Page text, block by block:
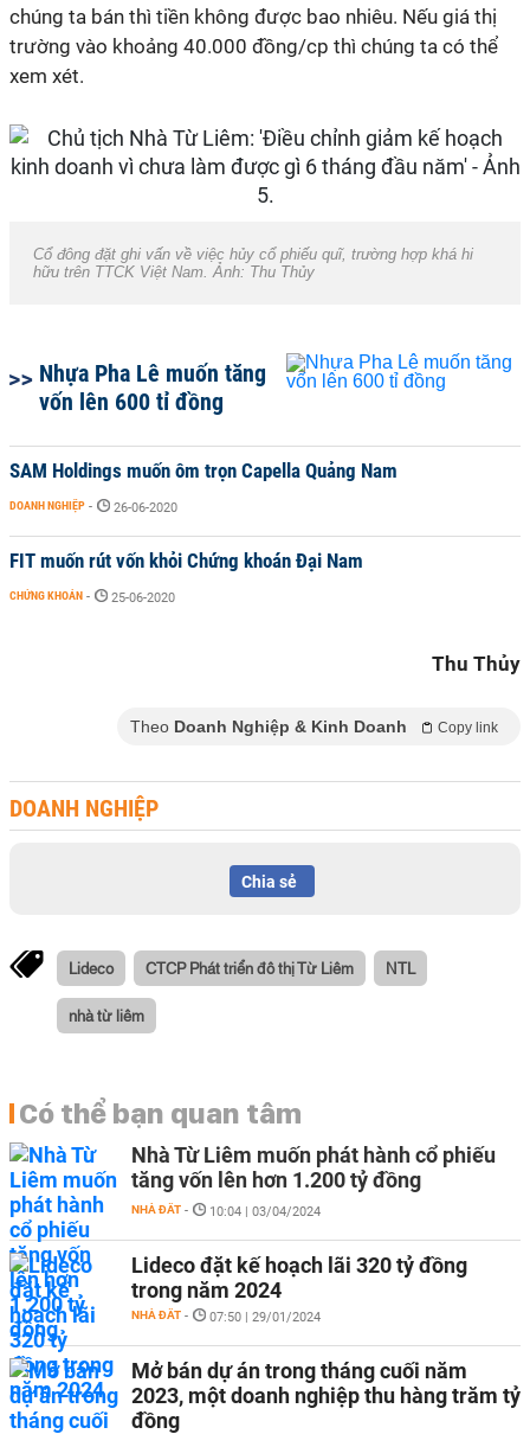
chúng ta bán thì tiền không được bao nhiêu. Nếu giá thị
trường vào khoảng 40.000 đồng/cp thì chúng ta có thể
xem xét.
Cổ đông đặt ghi vấn về việc hủy cổ phiếu quĩ, trường hợp khá hi
hữu trên TTCK Việt Nam. Ảnh: Thu Thủy
Nhựa Pha Lê muốn tăng
vốn lên 600 tỉ đồng
SAM Holdings muốn ôm trọn Capella Quảng Nam
DOANH NGHIỆP - 26-06-2020
FIT muốn rút vốn khỏi Chứng khoán Đại Nam
CHỨNG KHOÁN - 25-06-2020
Thu Thủy
Theo Doanh Nghiệp & Kinh Doanh Copy link
DOANH NGHIỆP
Chia sẻ
Lideco CTCP Phát triển đô thị Từ Liêm NTL
nhà từ liêm
Có thể bạn quan tâm
Nhà Từ Liêm muốn phát hành cổ phiếu
tăng vốn lên hơn 1.200 tỷ đồng
NHÀ ĐẤT - 10:04 | 03/04/2024
Lideco đặt kế hoạch lãi 320 tỷ đồng
trong năm 2024
NHÀ ĐẤT - 07:50 | 29/01/2024
Mở bán dự án trong tháng cuối năm
2023, một doanh nghiệp thu hàng trăm tỷ
đồng